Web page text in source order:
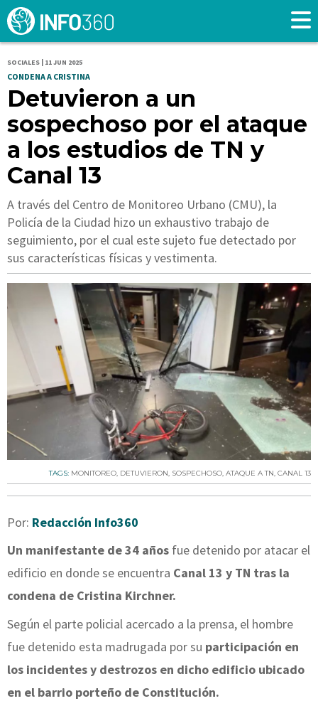
SOCIALES | 11 JUN 2025
CONDENA A CRISTINA
Detuvieron a un
sospechoso por el ataque
a los estudios de TN y
Canal 13
A través del Centro de Monitoreo Urbano (CMU), la
Policía de la Ciudad hizo un exhaustivo trabajo de
seguimiento, por el cual este sujeto fue detectado por
sus características físicas y vestimenta.
TAGS: MONITOREO, DETUVIERON, SOSPECHOSO, ATAQUE A TN, CANAL 13
Por: Redacción Info360
Un manifestante de 34 años fue detenido por atacar el
edificio en donde se encuentra Canal 13 y TN tras la
condena de Cristina Kirchner.
Según el parte policial acercado a la prensa, el hombre
fue detenido esta madrugada por su participación en
los incidentes y destrozos en dicho edificio ubicado
en el barrio porteño de Constitución.